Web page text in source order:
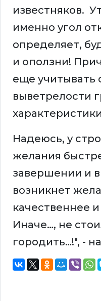
известняков.
именно угол
определяет,
и оползни!
еще учитывать
выветрелости
Надеюсь, у
желания
завершении и
возникнет
качественнее
Иначе…, не
городить…!", -